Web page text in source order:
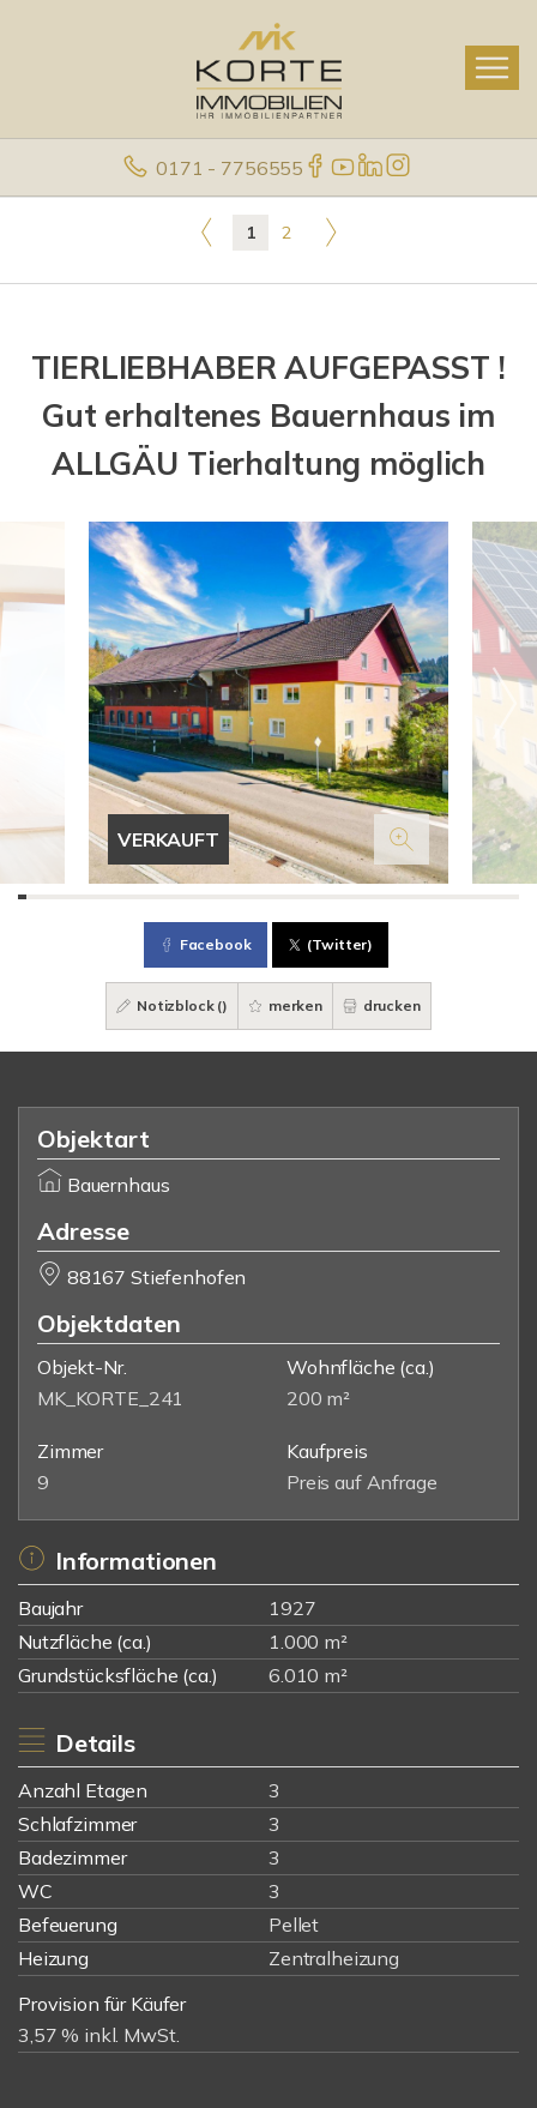
0171 - 7756555
1 2
TIERLIEBHABER AUFGEPASST !
Gut erhaltenes Bauernhaus im
ALLGÄU Tierhaltung möglich
VERKAUFT
Facebook (Twitter)
Notizblock () merken drucken
Objektart
Bauernhaus
Adresse
88167 Stiefenhofen
Objektdaten
Objekt-Nr.
MK_KORTE_241
Wohnfläche (ca.)
200 m²
Zimmer
9
Kaufpreis
Preis auf Anfrage
Informationen
Baujahr
1927
Nutzfläche (ca.)
1.000 m²
Grundstücksfläche (ca.)
6.010 m²
Details
Anzahl Etagen
3
Schlafzimmer
3
Badezimmer
3
WC
3
Befeuerung
Pellet
Heizung
Zentralheizung
Provision für Käufer
3,57 % inkl. MwSt.